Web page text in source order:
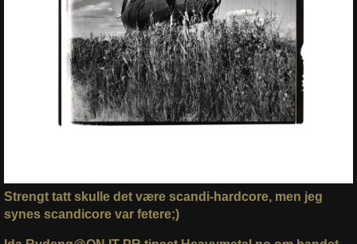
Strengt tatt skulle det være scandi-hardcore, men jeg
synes scandicore var fetere;)